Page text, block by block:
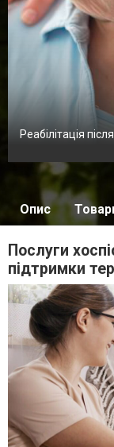
Реабілітація
Опис
Послуги
підтримки